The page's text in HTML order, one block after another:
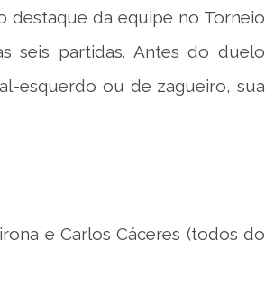
destaque da equipe no Torneio
seis partidas. Antes do duelo
esquerdo ou de zagueiro, sua
e Carlos Cáceres (todos do